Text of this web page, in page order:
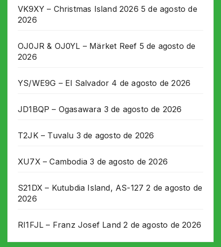
VK9XY – Christmas Island 2026 5 de agosto de
2026
OJ0JR & OJ0YL – Märket Reef 5 de agosto de
2026
YS/WE9G – El Salvador 4 de agosto de 2026
JD1BQP – Ogasawara 3 de agosto de 2026
T2JK – Tuvalu 3 de agosto de 2026
XU7X – Cambodia 3 de agosto de 2026
S21DX – Kutubdia Island, AS-127 2 de agosto de
2026
RI1FJL – Franz Josef Land 2 de agosto de 2026